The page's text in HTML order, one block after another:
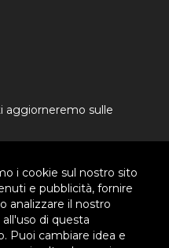
i cookie sul nostro sito
e pubblicità, fornire
analizzare il nostro
di questa
Puoi cambiare idea e
aggiorneremo sulle